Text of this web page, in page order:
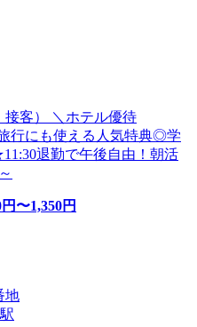
接客） ＼ホテル優待
行にも使える人気特典◎学
退勤で午後自由！朝活
円〜1,350円
地